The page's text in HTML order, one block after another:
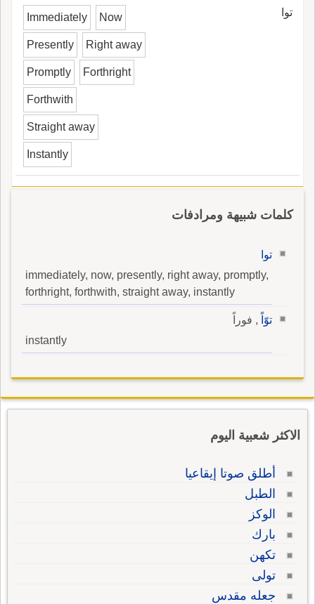
توا Immediately Now
Presently Right away
Promptly Forthright
Forthwith
Straight away
Instantly
كلمات شبيهة ومرادفات
توا
immediately, now, presently, right away, promptly,
forthright, forthwith, straight away, instantly
توّاً , فوراً
instantly
الاكثر شعبية اليوم
أطلق صوتا إيقاعيا
الطبل
الوكز
بارك
تكهن
تولى
جعله مقدس